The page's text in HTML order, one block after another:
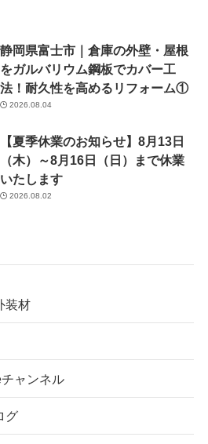
静岡県富士市｜倉庫の外壁・屋根
をガルバリウム鋼板でカバー工
法！耐久性を高めるリフォーム①
2026.08.04
【夏季休業のお知らせ】8月13日
（木）～8月16日（日）まで休業
いたします
2026.08.02
装材
ャンネル
グ